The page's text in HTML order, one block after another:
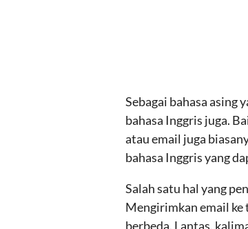
Sebagai bahasa asing
bahasa Inggris juga.
atau email juga
bahasa Inggris yang
Salah satu hal yang
Mengirimkan email ke
berbeda. Lantas,